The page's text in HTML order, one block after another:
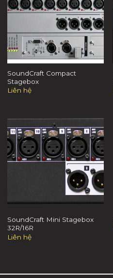
SoundCraft Compact
Stagebox
Liên hệ
SoundCraft Mini Stagebox
32R/16R
Liên hệ